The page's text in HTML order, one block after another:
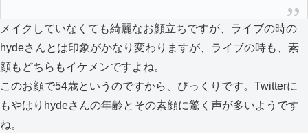
メイクしていなくても綺麗なお顔立ちですが、ライブの時の
hydeさんとは印象がかなり変わりますが、ライブの時も、素
顔もどちらもイケメンですよね。
このお顔で54歳というのですから、びっくりです。Twitterに
もやはりhydeさんの年齢とその素顔に驚く声が多いようです
ね。